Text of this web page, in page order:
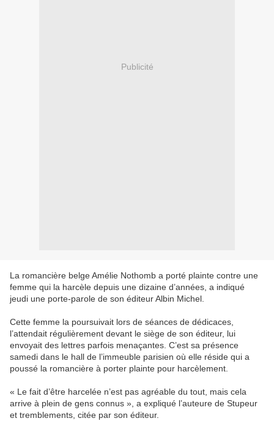
Publicité
La romancière belge Amélie Nothomb a porté plainte contre une
femme qui la harcèle depuis une dizaine d’années, a indiqué
jeudi une porte-parole de son éditeur Albin Michel.
Cette femme la poursuivait lors de séances de dédicaces,
l’attendait régulièrement devant le siège de son éditeur, lui
envoyait des lettres parfois menaçantes. C’est sa présence
samedi dans le hall de l’immeuble parisien où elle réside qui a
poussé la romancière à porter plainte pour harcèlement.
« Le fait d’être harcelée n’est pas agréable du tout, mais cela
arrive à plein de gens connus », a expliqué l’auteure de Stupeur
et tremblements, citée par son éditeur.